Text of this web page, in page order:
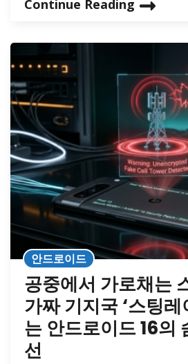
Continue Reading
안드로이드
공중에서 가로채는
가짜 기지국 ‘스팅레
는 안드로이드 16의
선